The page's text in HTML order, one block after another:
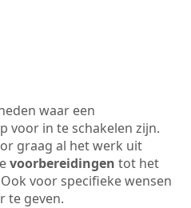
waar een
voor in te schakelen zijn.
graag al het werk uit
voorbereidingen tot het
voor specifieke wensen
te geven.